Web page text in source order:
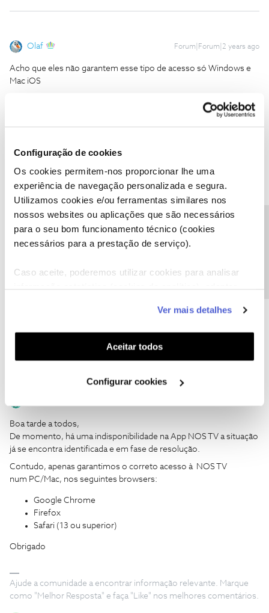
Configuração de cookies
Os cookies permitem-nos proporcionar lhe uma
experiência de navegação personalizada e segura.
Utilizamos cookies e/ou ferramentas similares nos
nossos websites ou aplicações que são necessários
para o seu bom funcionamento técnico (cookies
necessários para a prestação de serviço).
Caso aceite, poderemos utilizar cookies para analisar
funcionalidades (cookies de personalização e
funcionalidade) e adaptar anúncios aos seus interesses
(cookies de publicidade personalizada). Pode gerir a
utilização dos cookies clicando em "Configurar
Ver mais detalhes
Aceitar todos
Configurar cookies
Olaf Forum|Forum|2 years ago
Acho que eles não garantem esse tipo de acesso só Windows e
Mac iOS
Sim. Pelo menos é o que diz no site. Mas como sempre
funcionou sem problema pode haver alguma de conseguir
Por aqui só funciona em Windows/firefox, deixou de funcionar
Boa tarde a todos,
De momento, há uma indisponibilidade na App NOS TV a situação
já se encontra identificada e em fase de resolução.
Contudo, apenas garantimos o correto acesso à NOS TV
num PC/Mac, nos seguintes browsers:
Google Chrome
Firefox
Safari (13 ou superior)
Obrigado
Ajude a comunidade a encontrar informação relevante. Marque
como "Melhor Resposta" e faça "Like" nos melhores comentários.